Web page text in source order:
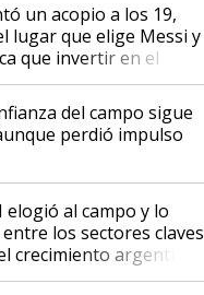
un acopio a los 19,
lugar que elige Messi y
que invertir en el
era como "darle
un hijo para droga":
Rossetti, el libertario
una dura crisis salió
del campo sigue
perdió impulso
elogió al campo y lo
los sectores claves
crecimiento argentino